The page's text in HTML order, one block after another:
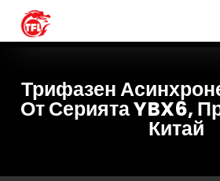
Трифазен
От Серията YBX6,
Китай